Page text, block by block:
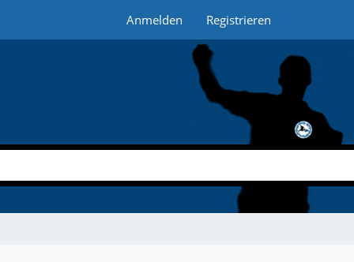
Anmelden Registrieren